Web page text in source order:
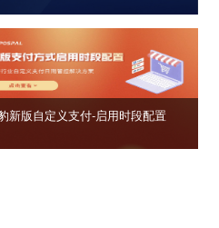
新版自定义支付‑启用时段配置